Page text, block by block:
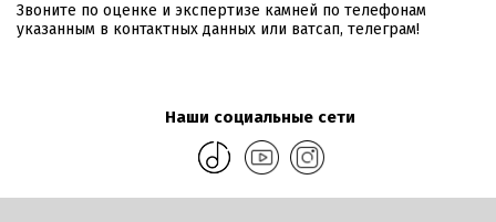
Звоните по оценке и экспертизе камней по телефонам
указанным в контактных данных или ватсап, телеграм!
Наши социальные сети